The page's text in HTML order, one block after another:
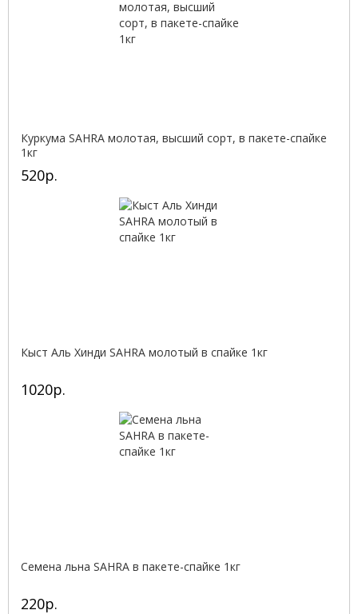
Куркума SAHRA молотая, высший сорт, в пакете-спайке
1кг
520р.
Кыст Аль Хинди SAHRA молотый в спайке 1кг
1020р.
Семена льна SAHRA в пакете-спайке 1кг
220р.